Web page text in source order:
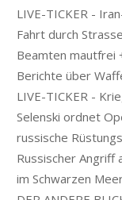
LIVE-TICKER -
Fahrt durch
Beamten mautfrei
Berichte über
LIVE-TICKER -
Selenski ordnet
russische
Russischer
im Schwarzen